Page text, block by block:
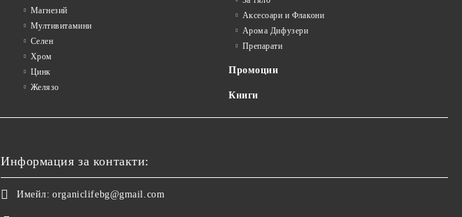
Магнезий
Мултивитамини
Селен
Хром
Цинк
Желязо
Аксесоари и Флакони
Арома Дифузери
Препарати
Промоции
Книги
Информация за контакти:
Имейл: organiclifebg@gmail.com